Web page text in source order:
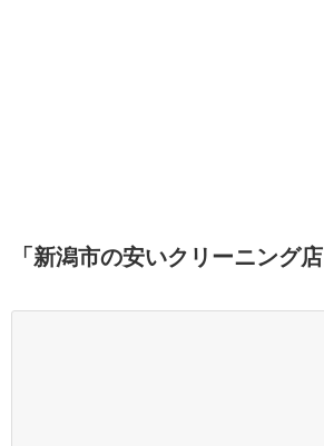
「 新潟市の安いクリーニング店